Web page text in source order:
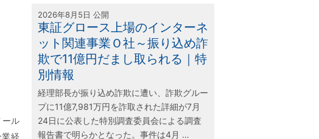
ール
経
2026年8月5日 公開
東証グロース上場のインターネ
ット関連事業Ｏ社～振り込め詐
欺で11億円だまし取られる｜特
別情報
経理部長が振り込め詐欺に遭い、詐欺グルー
プに11億7,981万円を詐取された詳細が7月
24日に公表した特別調査委員会による調査
報告書で明らかとなった。事件は4月 …